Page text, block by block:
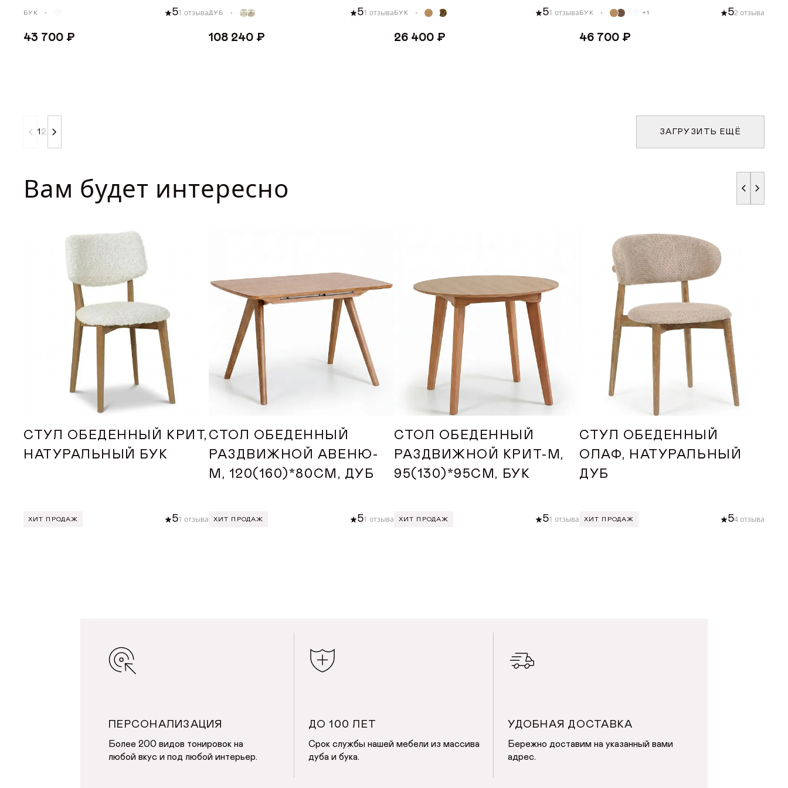
БУК 51 отзыва
43 700 ₽
ДУБ 51 отзыва
108 240 ₽
БУК 51 отзыва
26 400 ₽
БУК +1 52 отзыва
46 700 ₽
1 2 ЗАГРУЗИТЬ ЕЩЁ
Вам будет интересно
СТУЛ ОБЕДЕННЫЙ КРИТ,
НАТУРАЛЬНЫЙ БУК
ХИТ ПРОДАЖ 51 отзыва
СТОЛ ОБЕДЕННЫЙ
РАЗДВИЖНОЙ АВЕНЮ-
М, 120(160)*80СМ, ДУБ
ХИТ ПРОДАЖ 51 отзыва
СТОЛ ОБЕДЕННЫЙ
РАЗДВИЖНОЙ КРИТ-М,
95(130)*95СМ, БУК
ХИТ ПРОДАЖ 51 отзыва
СТУЛ ОБЕДЕННЫЙ
ОЛАФ, НАТУРАЛЬНЫЙ
ДУБ
ХИТ ПРОДАЖ 54 отзыва
ПЕРСОНАЛИЗАЦИЯ
Более 200 видов тонировок на
любой вкус и под любой интерьер.
ДО 100 ЛЕТ
Срок службы нашей мебели из массива
дуба и бука.
УДОБНАЯ ДОСТАВКА
Бережно доставим на указанный вами
адрес.